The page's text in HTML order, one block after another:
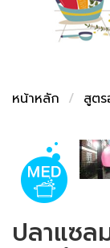
เปรียบเ
หน้าหลัก
สูตร
ปลาแซ